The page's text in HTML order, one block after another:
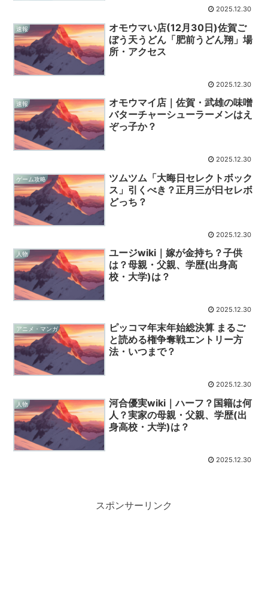
2025.12.30
速報
オモウマい店(12月30日)佐賀ご
ぼう天うどん「肥前うどん翔」場
所・アクセス
2025.12.30
速報
オモウマイ店｜佐賀・武雄の味噌
バターチャーシューラーメンはえ
ぞっ子か？
2025.12.30
ゲーム攻略
ツムツム「大晦日セレクトボック
ス」引くべき？正月三が日セレボ
どっち？
2025.12.30
人物
ユージwiki｜嫁が金持ち？子供
は？母親・父親、学歴(出身高
校・大学)は？
2025.12.30
アニメ・マンガ
ピッコマ年末年始総決算 まるご
と読める権争奪戦エントリー方
法・いつまで？
2025.12.30
人物
河合優実wiki｜ハーフ？国籍は何
人？実家の母親・父親、学歴(出
身高校・大学)は？
2025.12.30
スポンサーリンク